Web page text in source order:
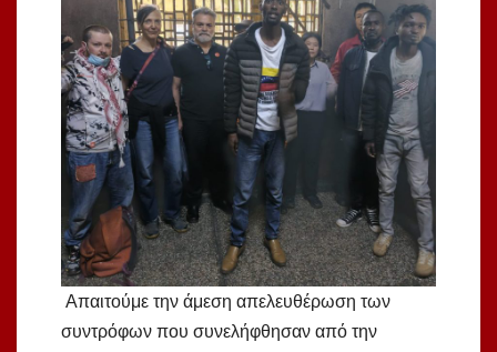
Απαιτούμε την άμεση απελευθέρωση των
συντρόφων που συνελήφθησαν από την